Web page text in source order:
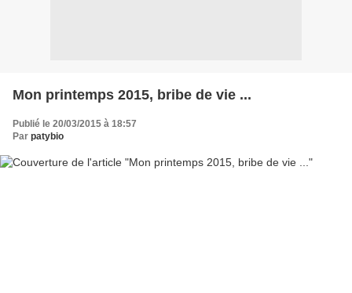
Mon printemps 2015, bribe de vie ...
Publié le 20/03/2015 à 18:57
Par patybio